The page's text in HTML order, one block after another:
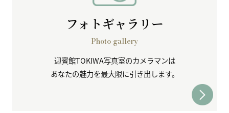
フォトギャラリー
Photo gallery
迎賓館TOKIWA写真室のカメラマンは
あなたの魅力を最大限に引き出します。